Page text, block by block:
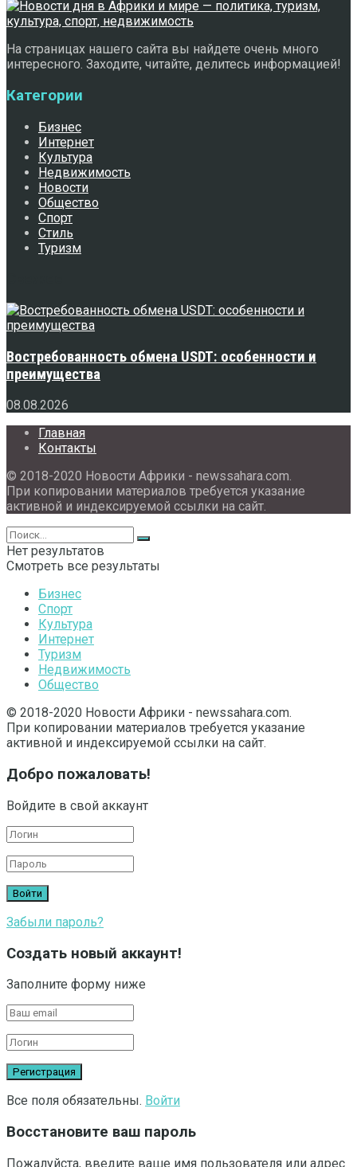
На страницах нашего сайта вы найдете очень много
интересного. Заходите, читайте, делитесь информацией!
Категории
Бизнес
Интернет
Культура
Недвижимость
Новости
Общество
Спорт
Стиль
Туризм
Востребованность обмена USDT: особенности и
преимущества
08.08.2026
Главная
Контакты
© 2018-2020 Новости Африки - newssahara.com.
При копировании материалов требуется указание
активной и индексируемой ссылки на сайт.
Нет результатов
Смотреть все результаты
Бизнес
Спорт
Культура
Интернет
Туризм
Недвижимость
Общество
© 2018-2020 Новости Африки - newssahara.com.
При копировании материалов требуется указание
активной и индексируемой ссылки на сайт.
Добро пожаловать!
Войдите в свой аккаунт
Забыли пароль?
Создать новый аккаунт!
Заполните форму ниже
Все поля обязательны. Войти
Восстановите ваш пароль
Пожалуйста, введите ваше имя пользователя или адрес